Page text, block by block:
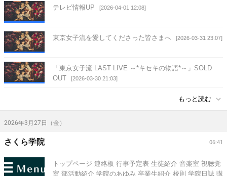
テレビ情報UP [2026-04-01 12:08]
東京女子流を愛してくださった皆さまへ [2026-03-31 23:07]
「東京女子流 LAST LIVE ～*キセキの物語*～」SOLD
OUT
[2026-03-30 21:03]
もっと読む
2026年3月27日（金）
06:41
さくら学院
トップページ 連絡板 行事予定表 生徒紹介 音楽室 視聴覚
室 部活動紹介 学院のあゆみ 卒業生紹介 校則 学院日誌 購